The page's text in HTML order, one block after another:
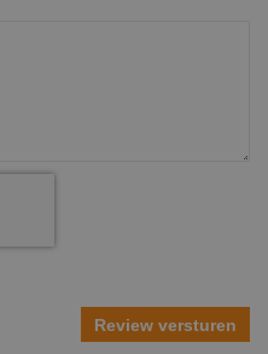
Review versturen